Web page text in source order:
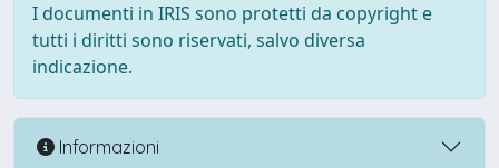
I documenti in IRIS sono protetti da copyright e
tutti i diritti sono riservati, salvo diversa
indicazione.
Informazioni